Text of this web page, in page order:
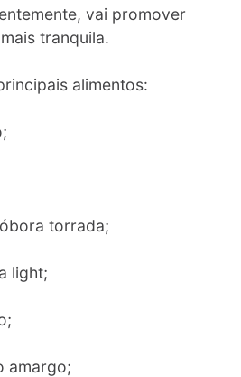
vai promover
tranquila.
alimentos:
torrada;
light;
amargo;